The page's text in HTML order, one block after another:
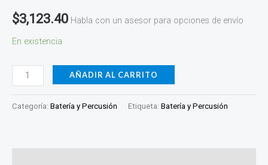
$3,123.40 Habla con un asesor para opciones de envío
En existencia
8709
cantidad
AÑADIR AL CARRITO
Categoría: Batería y Percusión Etiqueta: Batería y Percusión